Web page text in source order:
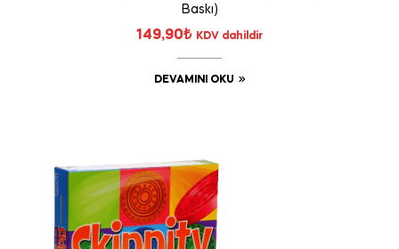
Baskı)
149,90₺ KDV dahildir
DEVAMINI OKU